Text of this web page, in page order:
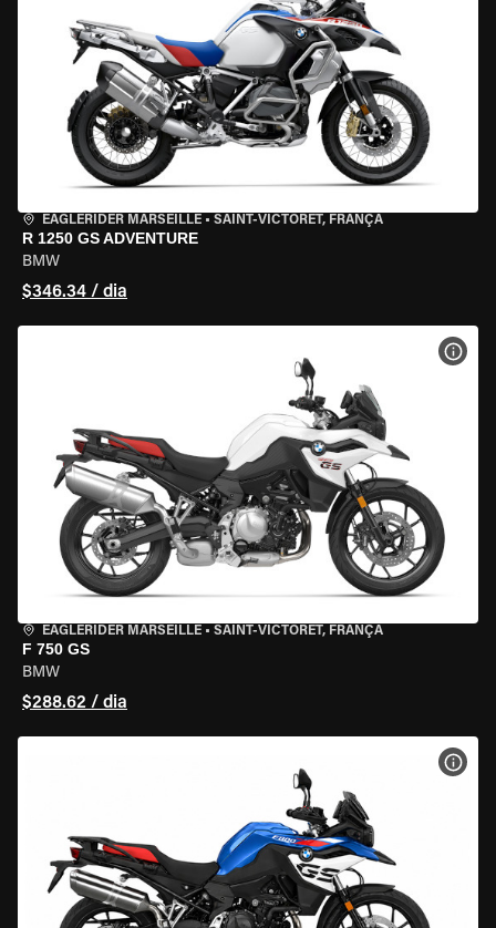
EAGLERIDER MARSEILLE • SAINT-VICTORET, FRANÇA
R 1250 GS ADVENTURE
BMW
$346.34 / dia
EAGLERIDER MARSEILLE • SAINT-VICTORET, FRANÇA
F 750 GS
BMW
$288.62 / dia
VER
VER